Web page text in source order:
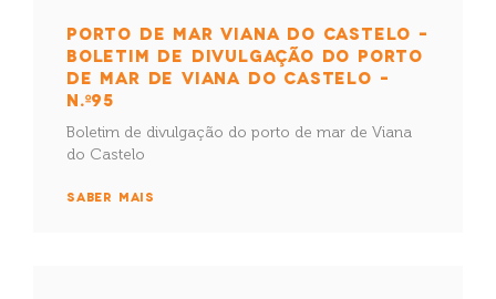
PORTO DE MAR VIANA DO CASTELO –
BOLETIM DE DIVULGAÇÃO DO PORTO
DE MAR DE VIANA DO CASTELO –
N.º95
Boletim de divulgação do porto de mar de Viana
do Castelo
SABER MAIS